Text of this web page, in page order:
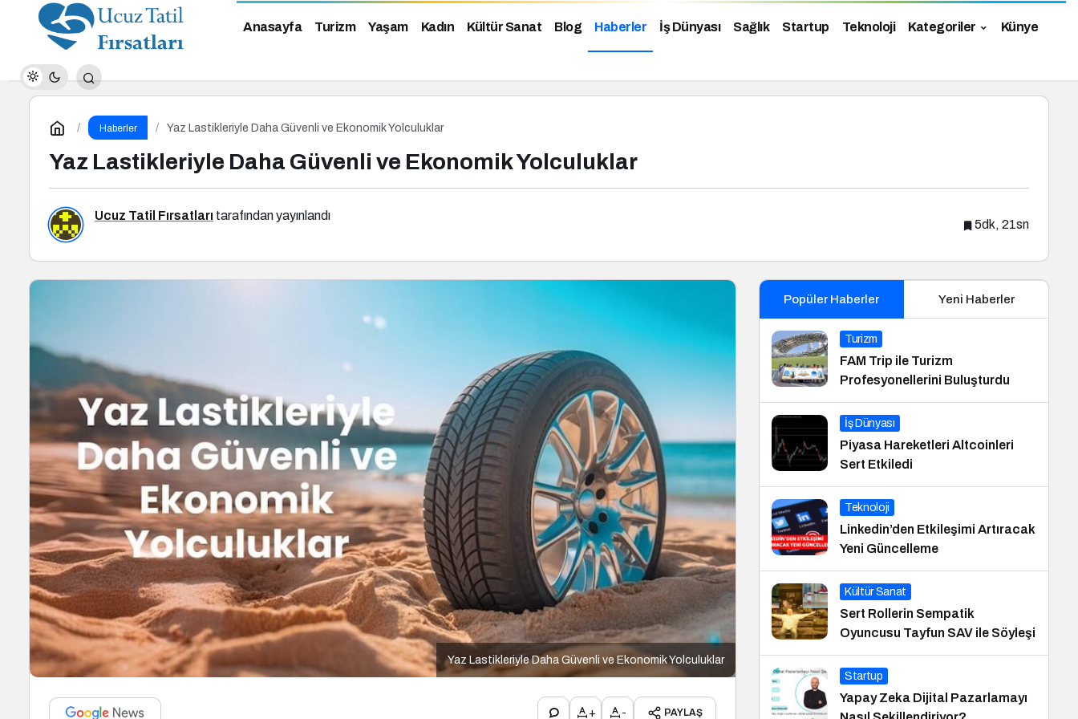
Anasayfa Turizm Yaşam Kadın Kültür Sanat Blog Haberler İş Dünyası Sağlık Startup Teknoloji Kategoriler Künye
Haberler Yaz Lastikleriyle Daha Güvenli ve Ekonomik Yolculuklar
Yaz Lastikleriyle Daha Güvenli ve Ekonomik Yolculuklar
Ucuz Tatil Fırsatları tarafından yayınlandı
5dk, 21sn
Yaz Lastikleriyle Daha Güvenli ve Ekonomik Yolculuklar
+ - PAYLAŞ
Popüler Haberler Yeni Haberler
Turizm
FAM Trip ile Turizm
Profesyonellerini Buluşturdu
İş Dünyası
Piyasa Hareketleri Altcoinleri
Sert Etkiledi
Teknoloji
Linkedin’den Etkileşimi Artıracak
Yeni Güncelleme
Kültür Sanat
Sert Rollerin Sempatik
Oyuncusu Tayfun SAV ile Söyleşi
Startup
Yapay Zeka Dijital Pazarlamayı